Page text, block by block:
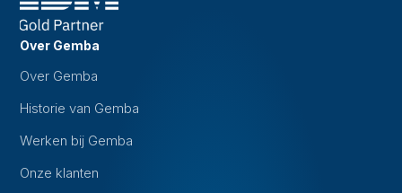
Over Gemba
Over Gemba
Historie van Gemba
Werken bij Gemba
Onze klanten